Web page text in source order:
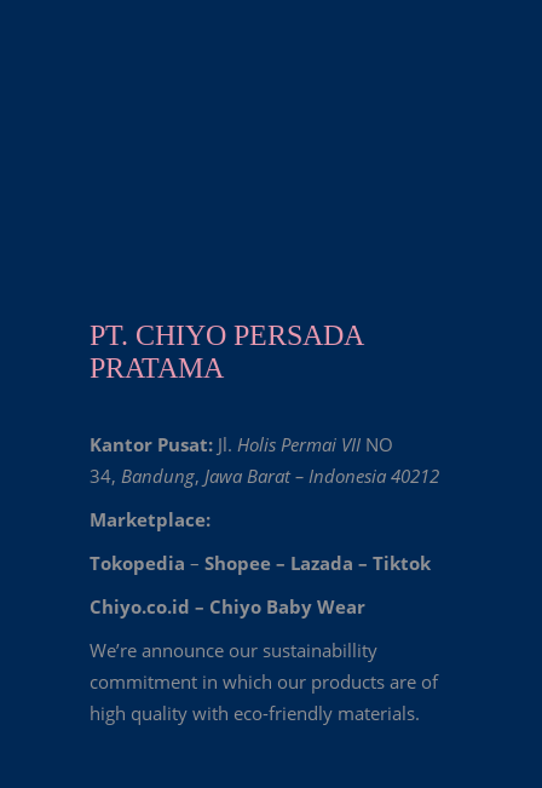
PT. CHIYO PERSADA
PRATAMA
Kantor Pusat: Jl. Holis Permai VII NO
34, Bandung, Jawa Barat – Indonesia 40212
Marketplace:
Tokopedia – Shopee – Lazada – Tiktok
Chiyo.co.id – Chiyo Baby Wear
We’re announce our sustainabillity
commitment in which our products are of
high quality with eco-friendly materials.